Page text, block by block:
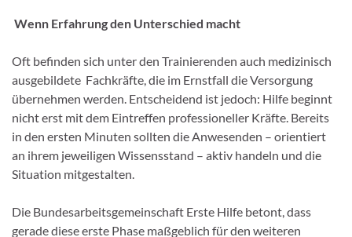
Wenn Erfahrung den Unterschied macht
Oft befinden sich unter den Trainierenden auch medizinisch
ausgebildete Fachkräfte, die im Ernstfall die Versorgung
übernehmen werden. Entscheidend ist jedoch: Hilfe beginnt
nicht erst mit dem Eintreffen professioneller Kräfte. Bereits
in den ersten Minuten sollten die Anwesenden – orientiert
an ihrem jeweiligen Wissensstand – aktiv handeln und die
Situation mitgestalten.
Die Bundesarbeitsgemeinschaft Erste Hilfe betont, dass
gerade diese erste Phase maßgeblich für den weiteren